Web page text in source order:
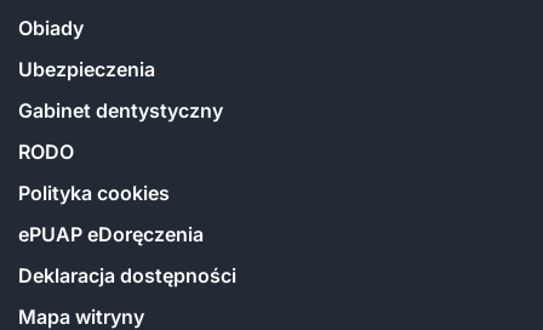
Obiady
Ubezpieczenia
Gabinet dentystyczny
RODO
Polityka cookies
ePUAP eDoręczenia
Deklaracja dostępności
Mapa witryny